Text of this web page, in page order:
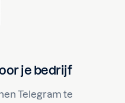
je bedrijf
Telegram te